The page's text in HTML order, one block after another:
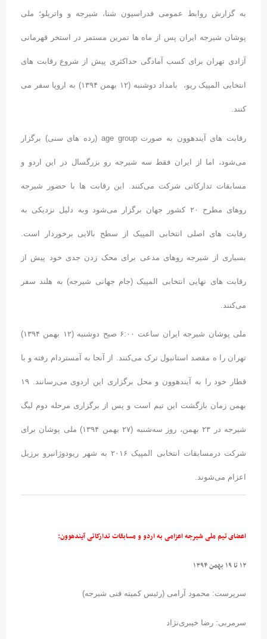
به گزارش روابط عمومی فدراسیون شنا، شیرجه و واترپلو؛ ملی
پوشان شیرجه ایران پس از ماه ها تمرین مستمر در استخر قهرمانی
آزادی تهران برای کسب آمادگی حداکثری پیش از شروع رقابت های
انتخابی المپیک ریو، بامداد دوشنبه (۱۲ بهمن ۱۳۹۴) به اروپا سفر می
کنند.
رقابت های آیندهوون به صورت age group (رده های سنی) برگزار
می‌شود، اما از ایران فقط سه شیرجه رو بزرگسال در این اردو و
مسابقات تدارکاتی شرکت می‌کنند. این رقابت ها با حضور شیرجه
روهای مطرح ۲۰ کشور جهان برگزار می‌شود وبه دلیل نزدیکی به
رقابت های اصلی انتخابی المپیک از سطح بالایی برخوردار است.
بسیاری از شیرجه روهای مدعی برای محک زدن جدی خود پیش از
رقابت های نهایی انتخابی المپیک (جام جهانی شیرجه) به هلند سفر
می‌کنند.
ملی پوشان شیرجه ایران ساعت ۶:۰۰ صبح دوشنبه (۱۲ بهمن ۱۳۹۴)
تهران را ه مقصد استانبول ترک می‌کنند. از آنجا به آمستردام رفته و با
قطار خود را به آیندهوون و محل برگزاری این اردوی می‌رسانند. ۱۹
بهمن زمان بازگشت این تیم است و پس از برگزاری مرحله دوم لیگ
شیرجه در ۲۳ بهمن، روز سه‌شنبه (۲۷ بهمن ۱۳۹۴) ملی پوشان برای
شرکت درمسابقات انتخابی المپیک ۲۰۱۶ به شهر ریودوژانیرو برزیل
اعزام می‌شوند.
اعضای تیم ملی شیرجه اعزامی به اردو و مسابقات تدارکاتی آیندهوون:
۱۲ تا ۱۹ بهمن ۱۳۹۴
سرپرست: محمود آرامی (رئیس کمیته فنی شیرجه)
سرمربی: رضا خیبری‌نژاد